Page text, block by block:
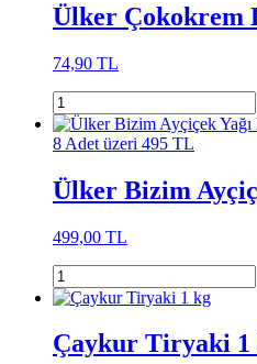
Ülker Çokokrem
74,90 TL
8 Adet üzeri 495 TL
Ülker Bizim
499,00 TL
Çaykur Tiryaki 1